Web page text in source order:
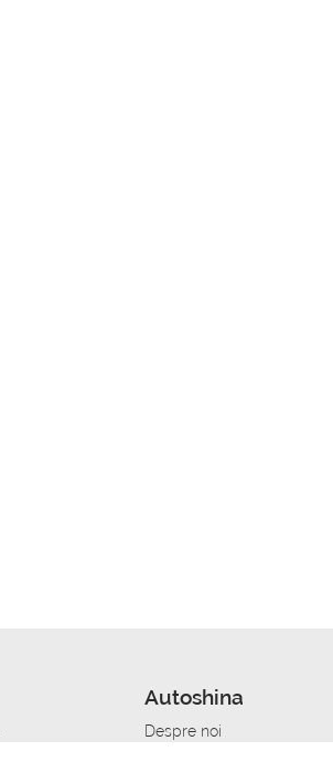
Autoshina
Despre noi